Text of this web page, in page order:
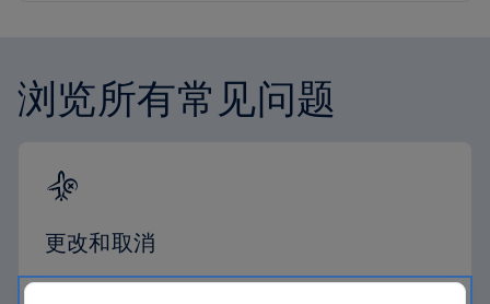
浏览所有常见问题
更改和取消
有关旅行变更、取消、延误、无法出行和姓名变更